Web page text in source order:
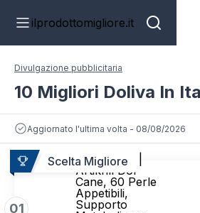
ilprodottomigliore.it
Divulgazione pubblicitaria
10 Migliori Doliva In
Aggiornato l'ultima volta - 08/08/2026
Scelta Migliore
01
NBF Lanes |
Artikrill Dol
Cane, 60 Perle
Appetibili,
Supporto